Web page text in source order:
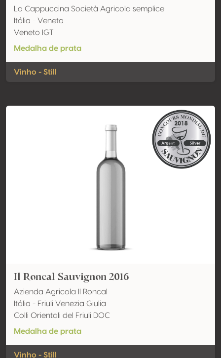
La Cappuccina Società Agricola semplice
Itália - Veneto
Veneto IGT
Medalha de prata
Vinho - Still
Il Roncal Sauvignon 2016
Azienda Agricola Il Roncal
Itália - Friuli Venezia Giulia
Colli Orientali del Friuli DOC
Medalha de prata
Vinho - Still